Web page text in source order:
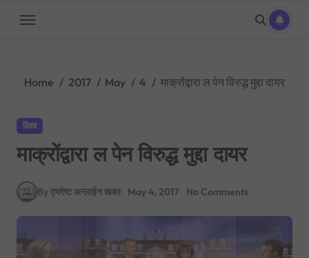
Home 2017 May 4 माक्रोंद्वारा ल पेन विरुद्ध मुद्दा दायर
विश्व
माक्रोंद्वारा ल पेन विरुद्ध मुद्दा दायर
By एभरेष्ट अन्लाईन खबर May 4, 2017 No Comments